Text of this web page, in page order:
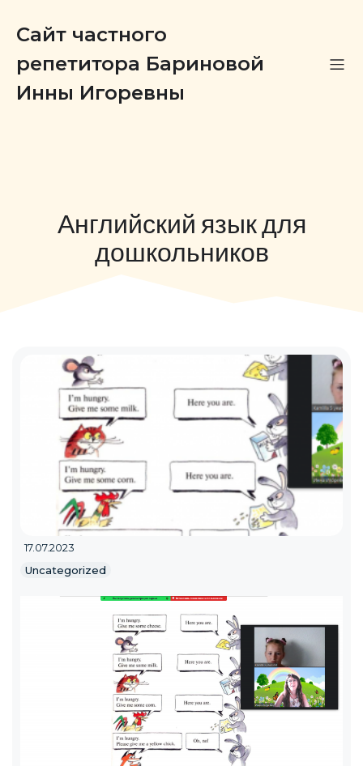
Сайт частного
репетитора Бариновой
Инны Игоревны
Английский язык для
дошкольников
17.07.2023
Uncategorized